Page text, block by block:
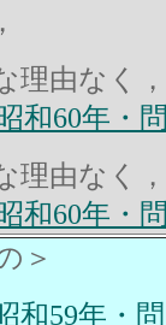
，
理由なく
和60年・
理由なく
和60年・
＞
和59年・